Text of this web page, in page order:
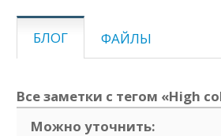
БЛОГ ФАЙЛЫ
Все заметки с тегом «High
Можно уточнить: